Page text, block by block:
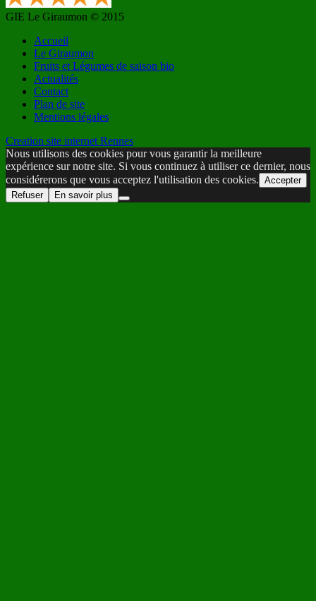
GIE Le Giraumon © 2015
Accueil
Le Giraumon
Fruits et Légumes de saison bio
Actualités
Contact
Plan de site
Mentions légales
Creation site internet Rennes
Nous utilisons des cookies pour vous garantir la meilleure
expérience sur notre site. Si vous continuez à utiliser ce dernier, nous
considérerons que vous acceptez l'utilisation des cookies. Accepter
Refuser
En savoir plus